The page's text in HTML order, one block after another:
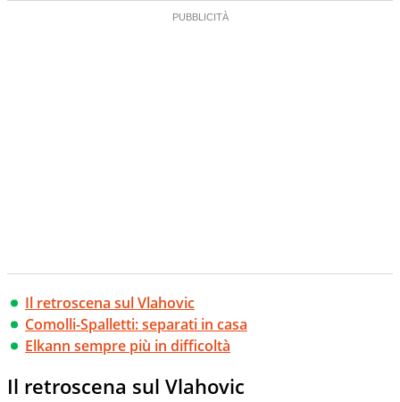
Il retroscena sul Vlahovic
Comolli-Spalletti: separati in casa
Elkann sempre più in difficoltà
Il retroscena sul Vlahovic